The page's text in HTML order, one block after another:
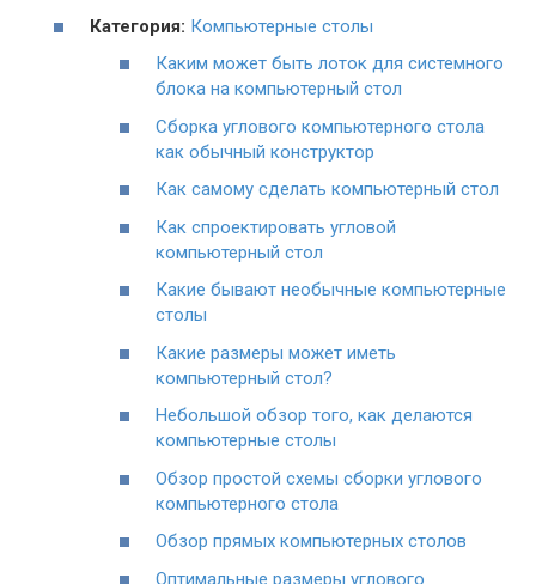
Категория: Компьютерные столы
Каким может быть лоток для системного
блока на компьютерный стол
Cборка углового компьютерного стола
как обычный конструктор
Как самому сделать компьютерный стол
Как спроектировать угловой
компьютерный стол
Какие бывают необычные компьютерные
столы
Какие размеры может иметь
компьютерный стол?
Небольшой обзор того, как делаются
компьютерные столы
Обзор простой схемы сборки углового
компьютерного стола
Обзор прямых компьютерных столов
Оптимальные размеры углового